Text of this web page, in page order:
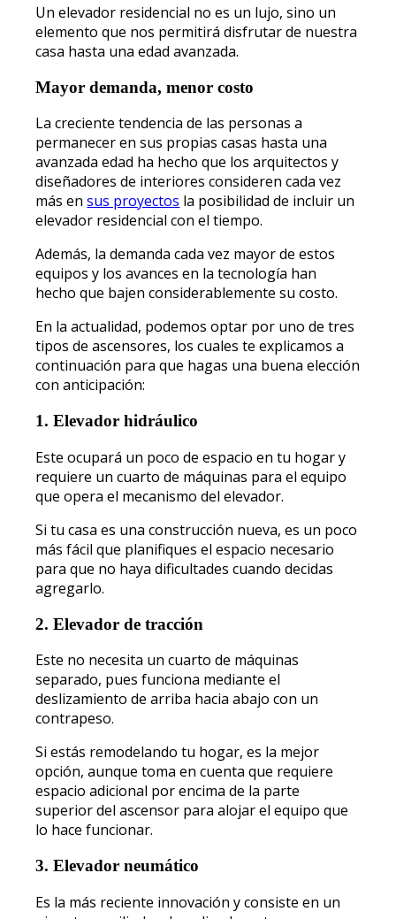
Un elevador residencial no es un lujo, sino un
elemento que nos permitirá disfrutar de nuestra
casa hasta una edad avanzada.
Mayor demanda, menor costo
La creciente tendencia de las personas a
permanecer en sus propias casas hasta una
avanzada edad ha hecho que los arquitectos y
diseñadores de interiores consideren cada vez
más ensus proyectos la posibilidad de incluir un
elevador residencial con el tiempo.
Además, la demanda cada vez mayor de estos
equipos y los avances en la tecnología han
hecho que bajen considerablemente su costo.
En la actualidad, podemos optar por uno de tres
tipos de ascensores, los cuales te explicamos a
continuación para que hagas una buena elección
con anticipación:
1. Elevador hidráulico
Este ocupará un poco de espacio en tu hogar y
requiere un cuarto de máquinas para el equipo
que opera el mecanismo del elevador.
Si tu casa es una construcción nueva, es un poco
más fácil que planifiques el espacio necesario
para que no haya dificultades cuando decidas
agregarlo.
2. Elevador de tracción
Este no necesita un cuarto de máquinas
separado, pues funciona mediante el
deslizamiento de arriba hacia abajo con un
contrapeso.
Si estás remodelando tu hogar, es la mejor
opción, aunque toma en cuenta que requiere
espacio adicional por encima de la parte
superior del ascensor para alojar el equipo que
lo hace funcionar.
3. Elevador neumático
Es la más reciente innovación y consiste en un